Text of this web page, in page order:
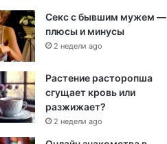
Секс с бывшим мужем —
плюсы и минусы
2 недели ago
Растение расторопша
сгущает кровь или
разжижает?
2 недели ago